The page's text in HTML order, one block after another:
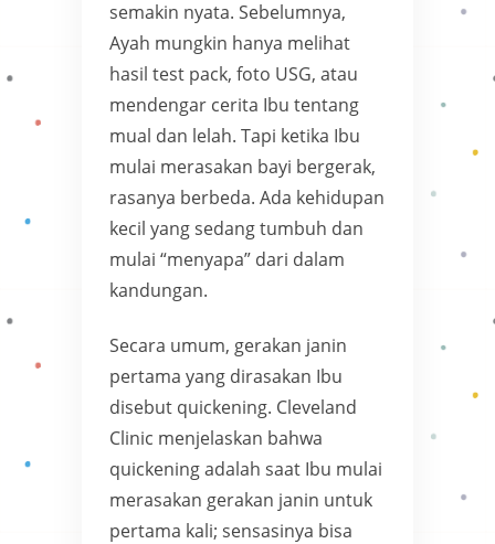
semakin nyata. Sebelumnya,
Ayah mungkin hanya melihat
hasil test pack, foto USG, atau
mendengar cerita Ibu tentang
mual dan lelah. Tapi ketika Ibu
mulai merasakan bayi bergerak,
rasanya berbeda. Ada kehidupan
kecil yang sedang tumbuh dan
mulai “menyapa” dari dalam
kandungan.
Secara umum, gerakan janin
pertama yang dirasakan Ibu
disebut quickening. Cleveland
Clinic menjelaskan bahwa
quickening adalah saat Ibu mulai
merasakan gerakan janin untuk
pertama kali; sensasinya bisa